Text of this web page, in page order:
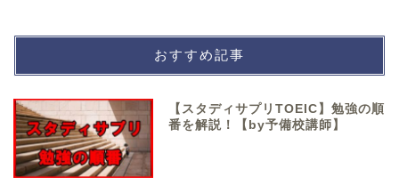
おすすめ記事
【スタディサプリTOEIC】勉強の順
番を解説！【by予備校講師】